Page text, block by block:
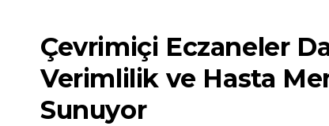
Çevrimiçi Eczaneler
Verimlilik ve Hasta
Sunuyor